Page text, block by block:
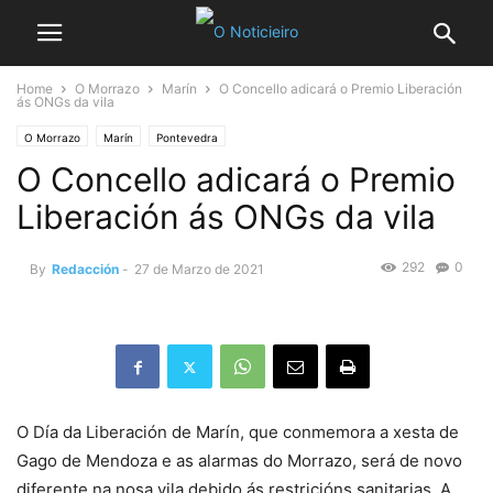
Home O Morrazo Marín
O Concello adicará o Premio Liberación
ás ONGs da vila
O Morrazo Marín Pontevedra
O Concello adicará o Premio
Liberación ás ONGs da vila
By Redacción - 27 de Marzo de 2021 0
292
O Día da Liberación de Marín, que conmemora a xesta de
Gago de Mendoza e as alarmas do Morrazo, será de novo